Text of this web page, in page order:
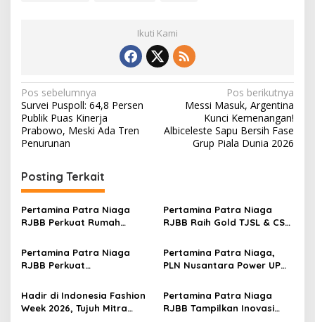
Ikuti Kami
N
a
v
i
g
a
s
i
p
o
s
Pos sebelumnya
Survei Puspoll: 64,8 Persen
Publik Puas Kinerja
Prabowo, Meski Ada Tren
Penurunan
Pos berikutnya
Messi Masuk, Argentina
Kunci Kemenangan!
Albiceleste Sapu Bersih Fase
Grup Piala Dunia 2026
Posting Terkait
Pertamina Patra Niaga
RJBB Perkuat Rumah
Pengelolaan Sampah di
Kota Bandung
Pertamina Patra Niaga
RJBB Raih Gold TJSL & CSR
Jadi Peluang Ekonomi
Pertamina Patra Niaga
RJBB Perkuat
Sejak Dini melalui Program
PANAH KESATRIA
Pertamina Patra Niaga,
PLN Nusantara Power UP
Zakat Hadirkan Layanan
Psikososial bagi Anak
Penyintas Gempa di Sigi
Hadir di Indonesia Fashion
Week 2026, Tujuh Mitra
Pertamina Patra Niaga
RJBB Tampilkan Inovasi